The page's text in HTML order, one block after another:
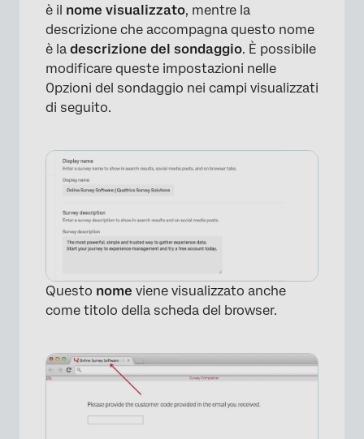
×
è il nome visualizzato, mentre la
descrizione che accompagna questo nome
è la descrizione del sondaggio. È possibile
modificare queste impostazioni nelle
0pzioni del sondaggio nei campi visualizzati
di seguito.
Questo nome viene visualizzato anche
come titolo della scheda del browser.